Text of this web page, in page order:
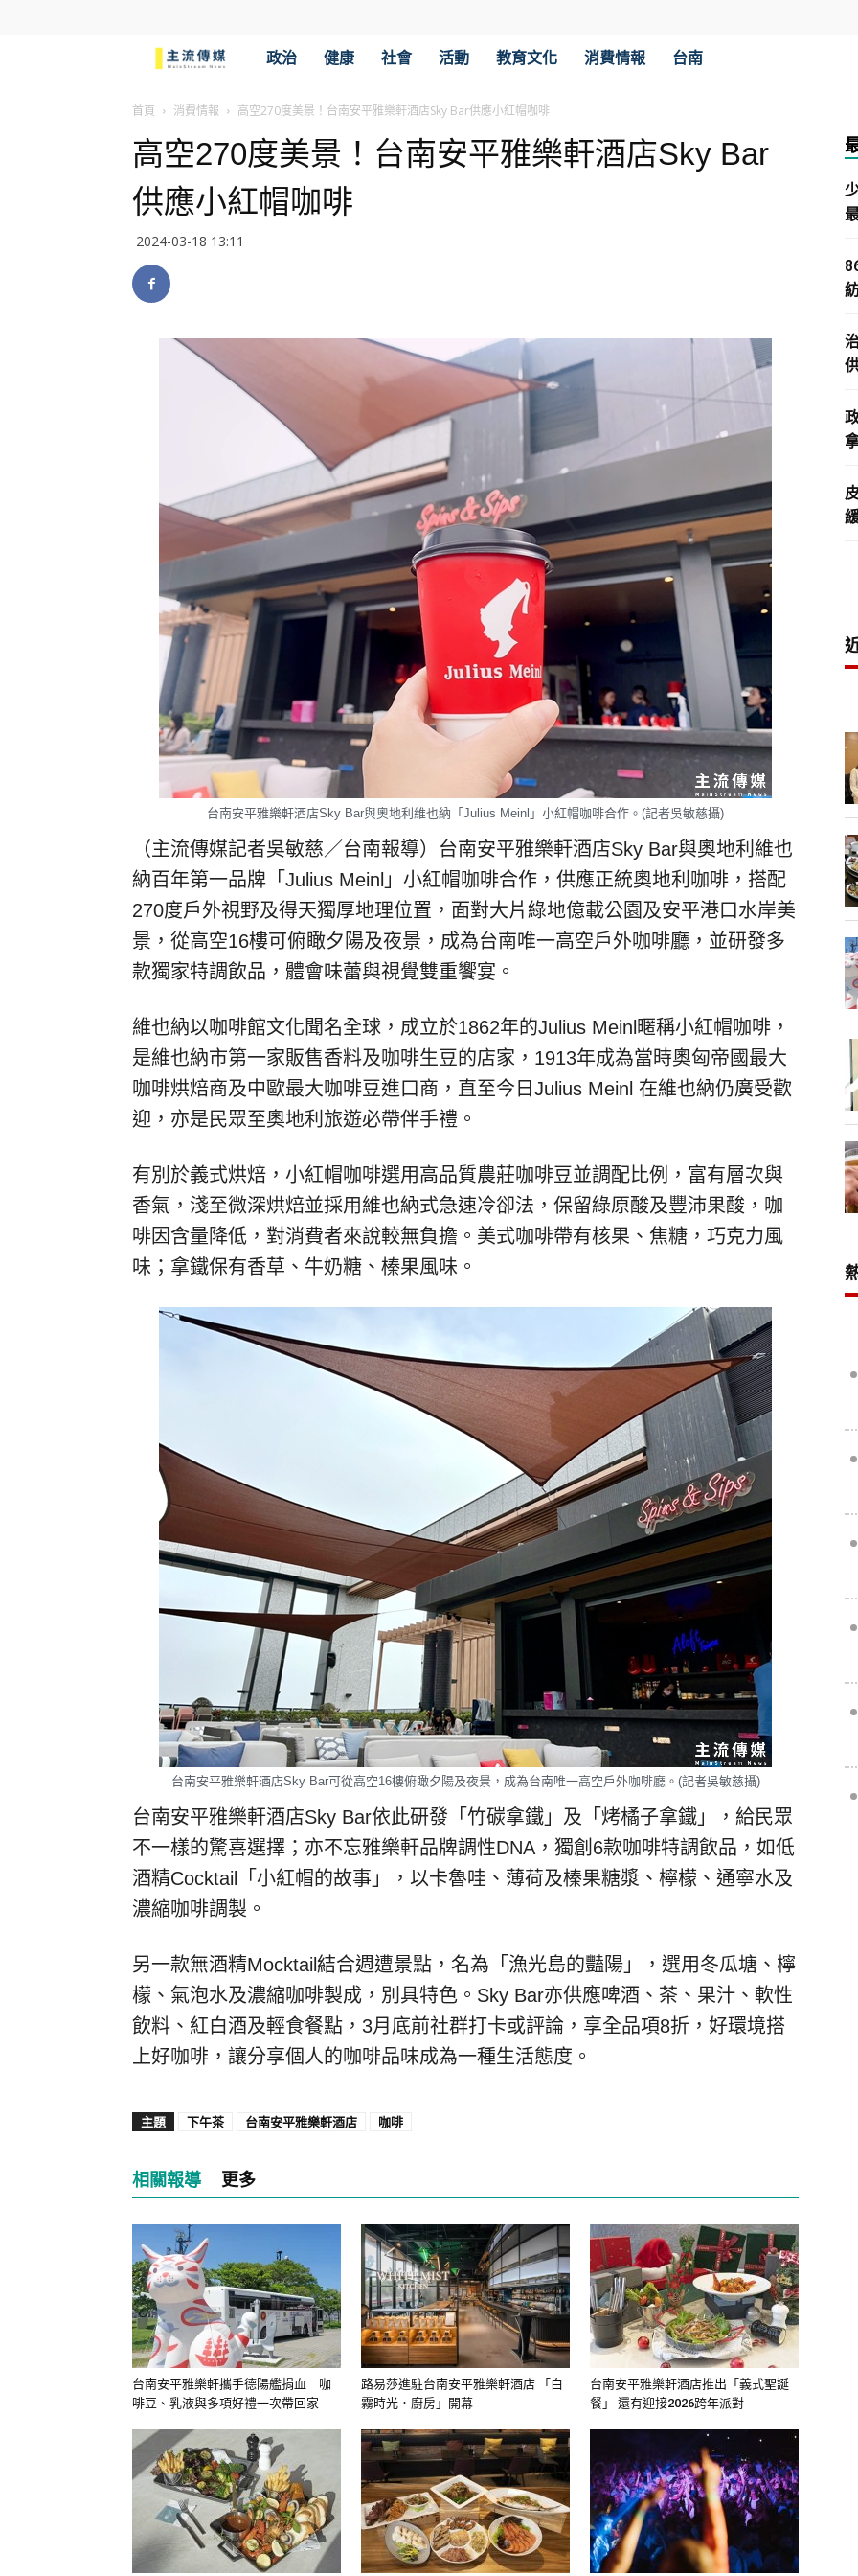
流
傳
媒
政治 健康 社會 活動 教育文化 消費情報 台南
首頁 消費情報 高空270度美景！台南安平雅樂軒酒店Sky Bar供應小紅帽咖啡
高空270度美景！台南安平雅樂軒酒店Sky Bar
供應小紅帽咖啡
2024-03-18 13:11
台南安平雅樂軒酒店Sky Bar與奧地利維也納「Julius Meinl」小紅帽咖啡合作。(記者吳敏慈攝)
（主流傳媒記者吳敏慈／台南報導）台南安平雅樂軒酒店Sky Bar與奧地利維也
納百年第一品牌「Julius Meinl」小紅帽咖啡合作，供應正統奧地利咖啡，搭配
270度戶外視野及得天獨厚地理位置，面對大片綠地億載公園及安平港口水岸美
景，從高空16樓可俯瞰夕陽及夜景，成為台南唯一高空戶外咖啡廳，並研發多
款獨家特調飲品，體會味蕾與視覺雙重饗宴。
維也納以咖啡館文化聞名全球，成立於1862年的Julius Meinl暱稱小紅帽咖啡，
是維也納市第一家販售香料及咖啡生豆的店家，1913年成為當時奧匈帝國最大
咖啡烘焙商及中歐最大咖啡豆進口商，直至今日Julius Meinl 在維也納仍廣受歡
迎，亦是民眾至奧地利旅遊必帶伴手禮。
有別於義式烘焙，小紅帽咖啡選用高品質農莊咖啡豆並調配比例，富有層次與
香氣，淺至微深烘焙並採用維也納式急速冷卻法，保留綠原酸及豐沛果酸，咖
啡因含量降低，對消費者來說較無負擔。美式咖啡帶有核果、焦糖，巧克力風
味；拿鐵保有香草、牛奶糖、榛果風味。
台南安平雅樂軒酒店Sky Bar可從高空16樓俯瞰夕陽及夜景，成為台南唯一高空戶外咖啡廳。(記者吳敏慈攝)
台南安平雅樂軒酒店Sky Bar依此研發「竹碳拿鐵」及「烤橘子拿鐵」，給民眾
不一樣的驚喜選擇；亦不忘雅樂軒品牌調性DNA，獨創6款咖啡特調飲品，如低
酒精Cocktail「小紅帽的故事」，以卡魯哇、薄荷及榛果糖漿、檸檬、通寧水及
濃縮咖啡調製。
另一款無酒精Mocktail結合週遭景點，名為「漁光島的豔陽」，選用冬瓜塘、檸
檬、氣泡水及濃縮咖啡製成，別具特色。Sky Bar亦供應啤酒、茶、果汁、軟性
飲料、紅白酒及輕食餐點，3月底前社群打卡或評論，享全品項8折，好環境搭
上好咖啡，讓分享個人的咖啡品味成為一種生活態度。
主題 下午茶 台南安平雅樂軒酒店 咖啡
相關報導 更多
台南安平雅樂軒攜手德陽艦捐血 咖
啡豆、乳液與多項好禮一次帶回家
路易莎進駐台南安平雅樂軒酒店 「白
霧時光．廚房」開幕
台南安平雅樂軒酒店推出「義式聖誕
餐」 還有迎接2026跨年派對